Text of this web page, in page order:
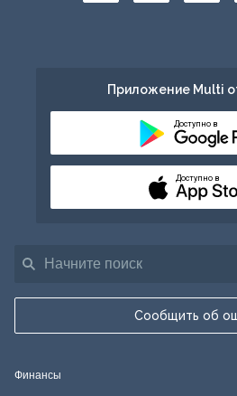
Сообщить об
Приложение Multi
Доступно в
Доступно в
Финансы